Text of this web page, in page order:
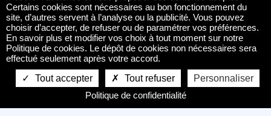
REUNION 3 2 1 CREEZ !
Du04 septembre 2026au04
Suivez-nous sur les réseaux !
Certains cookies sont nécessaires au bon fonctionnement du
site, d’autres servent à l’analyse ou la publicité. Vous pouvez
choisir d’accepter, de refuser ou de paramétrer vos préférences.
En savoir plus et modifier vos choix à tout moment sur notre
Politique de cookies. Le dépôt de cookies non nécessaires sera
effectué seulement après votre accord.
Tout accepter
Tout refuser
Personnaliser
Politique de confidentialité